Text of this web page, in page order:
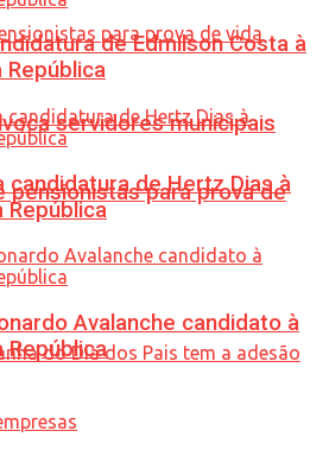
servidores municipais
pensionistas para prova de
de Edmilson Costa à
candidatura de Hertz Dias à
República
Avalanche candidato à
República